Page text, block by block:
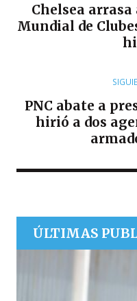
Chelsea arrasa
Mundial de
PNC abate a
hirió a dos
ÚLTIMAS